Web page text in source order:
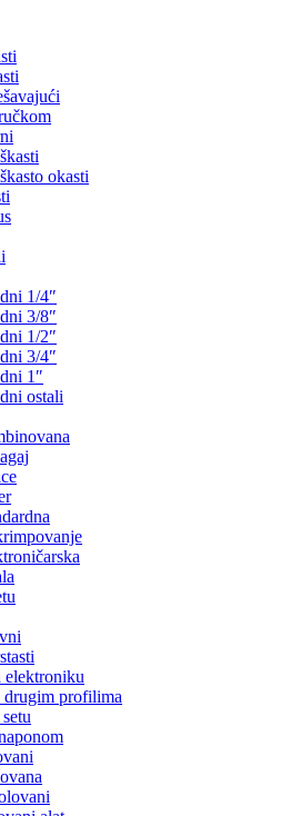
okasti
1/4″
3/8″
1/2″
3/4″
1″
ostali
elektroniku
drugim profilima